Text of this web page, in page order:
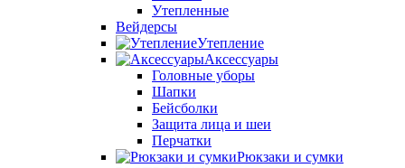
Утепленные
Вейдерсы
Утепление
Аксессуары
Головные уборы
Шапки
Бейсболки
Защита лица и шеи
Перчатки
Рюкзаки и сумки